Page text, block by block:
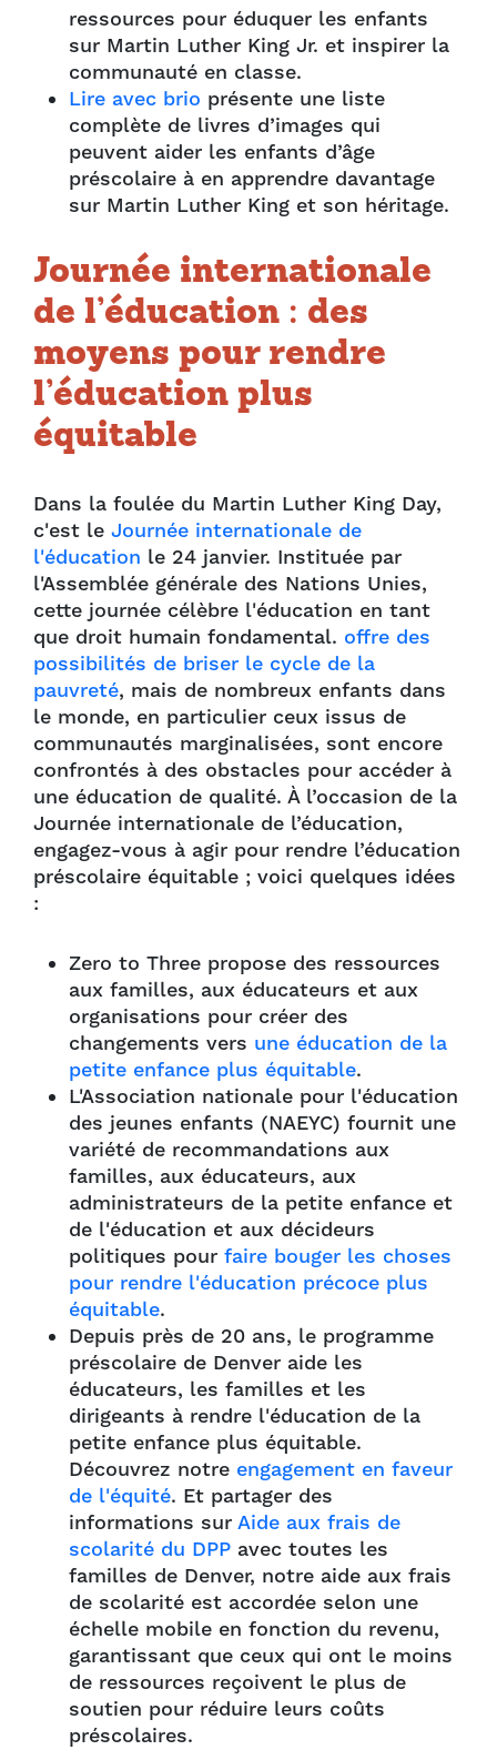
ressources pour éduquer les enfants
sur Martin Luther King Jr. et inspirer la
communauté en classe.
Lire avec brio présente une liste
complète de livres d’images qui
peuvent aider les enfants d’âge
préscolaire à en apprendre davantage
sur Martin Luther King et son héritage.
Journée internationale
de l’éducation : des
moyens pour rendre
l’éducation plus
équitable
Dans la foulée du Martin Luther King Day,
c'est le Journée internationale de
l'éducation le 24 janvier. Instituée par
l'Assemblée générale des Nations Unies,
cette journée célèbre l'éducation en tant
que droit humain fondamental. offre des
possibilités de briser le cycle de la
pauvreté, mais de nombreux enfants dans
le monde, en particulier ceux issus de
communautés marginalisées, sont encore
confrontés à des obstacles pour accéder à
une éducation de qualité. À l’occasion de la
Journée internationale de l’éducation,
engagez-vous à agir pour rendre l’éducation
préscolaire équitable ; voici quelques idées
:
Zero to Three propose des ressources
aux familles, aux éducateurs et aux
organisations pour créer des
changements vers une éducation de la
petite enfance plus équitable.
L'Association nationale pour l'éducation
des jeunes enfants (NAEYC) fournit une
variété de recommandations aux
familles, aux éducateurs, aux
administrateurs de la petite enfance et
de l'éducation et aux décideurs
politiques pour faire bouger les choses
pour rendre l'éducation précoce plus
équitable.
Depuis près de 20 ans, le programme
préscolaire de Denver aide les
éducateurs, les familles et les
dirigeants à rendre l'éducation de la
petite enfance plus équitable.
Découvrez notre engagement en faveur
de l'équité. Et partager des
informations sur Aide aux frais de
scolarité du DPP avec toutes les
familles de Denver, notre aide aux frais
de scolarité est accordée selon une
échelle mobile en fonction du revenu,
garantissant que ceux qui ont le moins
de ressources reçoivent le plus de
soutien pour réduire leurs coûts
préscolaires.